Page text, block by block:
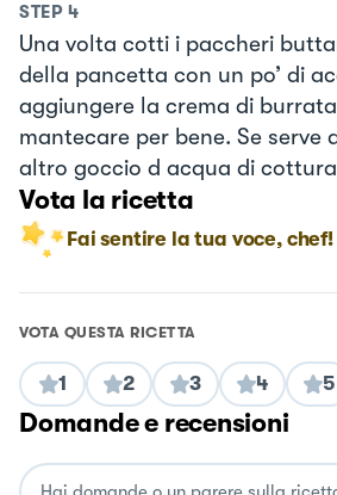
STEP 4
Una volta cotti i paccheri
della pancetta con un po’ di
aggiungere la crema di
mantecare per bene. Se serve
altro goccio d acqua di cottura
Vota la ricetta
Fai sentire la tua voce, chef!
VOTA QUESTA RICETTA
1 2 3 4 5
Domande e recensioni